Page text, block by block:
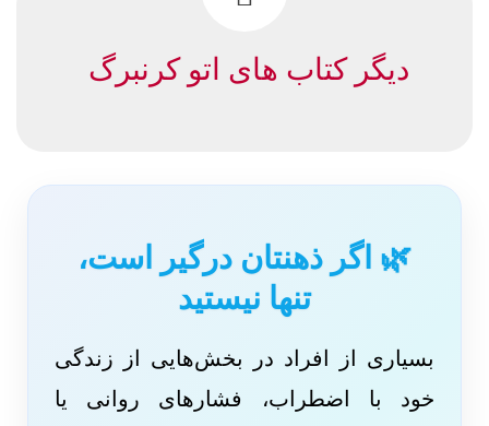
دیگر کتاب های اتو کرنبرگ
🌿 اگر ذهنتان درگیر است،
تنها نیستید
بسیاری از افراد در بخش‌هایی از زندگی
خود با اضطراب، فشارهای روانی یا